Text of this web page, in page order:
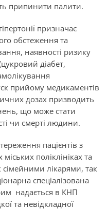
припинити палити.
призначає
обстеження та
наявності ризику
діабет,
прийому медикаментів
дозах призводить
що може стати
чи смерті людини.
пацієнтів з
міських поліклініках та
лікарями, так
спеціалізована
надається в КНП
та невідкладної